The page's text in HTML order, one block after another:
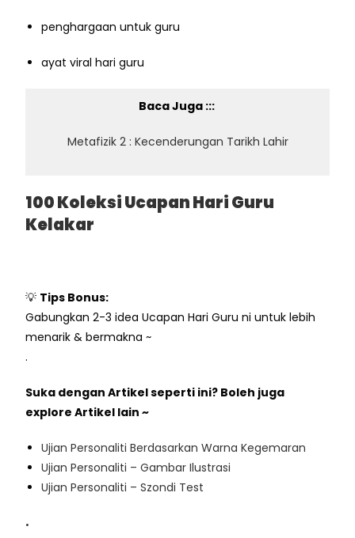
penghargaan untuk guru
ayat viral hari guru
Baca Juga :::
Metafizik 2 : Kecenderungan Tarikh Lahir
100 Koleksi Ucapan Hari Guru
Kelakar
💡 Tips Bonus:
Gabungkan 2-3 idea Ucapan Hari Guru ni untuk lebih
menarik & bermakna ~
.
Suka dengan Artikel seperti ini? Boleh juga
explore Artikel lain ~
Ujian Personaliti Berdasarkan Warna Kegemaran
Ujian Personaliti – Gambar Ilustrasi
Ujian Personaliti – Szondi Test
.